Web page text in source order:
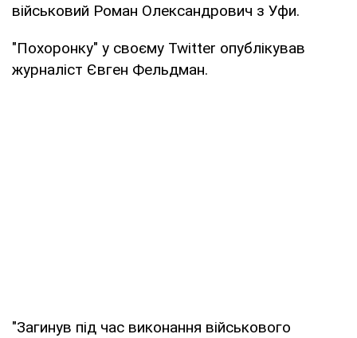
військовий Роман Олександрович з Уфи.
"Похоронку" у своєму Twitter опублікував
журналіст Євген Фельдман.
"Загинув під час виконання військового